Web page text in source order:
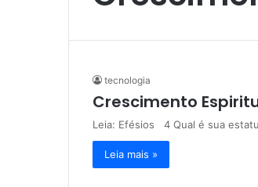
tecnologia
Crescimento
Leia: Efésios 4 Qual é sua
Leia mais »